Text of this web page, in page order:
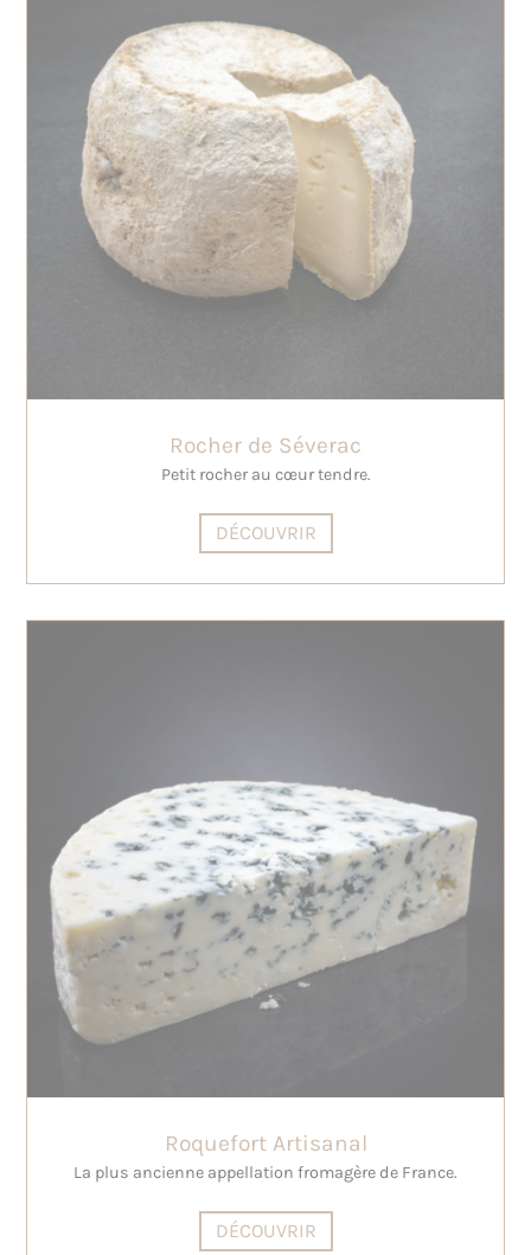
Rocher de Séverac
Petit rocher au cœur tendre.
DÉCOUVRIR
Roquefort Artisanal
La plus ancienne appellation fromagère de France.
DÉCOUVRIR